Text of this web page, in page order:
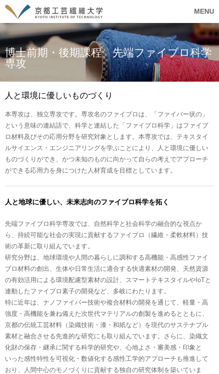
MENU
博士前期・後期課程 先端ファイブロ科学
専攻
人と環境に優しいものづくり
本専攻は、独立専攻です。専攻名のファイブロは、「ファイバー状の」
という意味の連結語で、科学と連結した「ファイブロ科学」はファイブ
ロ材料及びその応用分野を研究対象とします。本専攻では、テキスタイ
ルサイエンス・エンジニアリングを学ぶことにより、人と環境に優しい
ものづくりができ、かつ未知のものに向かって自らの考えでアプローチ
ができる応用力を身につけた人材育成を目標としています。
人と地球に優しい、未来志向のファイブロ科学を拓く
先端ファイブロ科学専攻では、自然科学と社会科学の融合的な視点か
ら、持続可能な社会の実現に貢献するファイブロ（繊維・柔軟材料）技
術の革新に取り組んでいます。
研究分野は、地球環境や人間の暮らしに調和する高機能・高感性ファイ
ブロ材料の創出、生体や日常生活に適合する快適素材の開発、天然資源
の有効活用による環境配慮型素材の設計、スマートテキスタイルやIoTと
連動したファイブロ素子の開発など、多岐にわたります。
特に近年は、ナノファイバー技術や複合材料の開発を通じて、軽量・高
強度・高機能を兼ね備えた次世代マテリアルの創製を進めるとともに、
京都の伝統工芸材料（染織技術・漆・和紙など）を現代のサステナブル
素材と融合させる先進的な研究にも取り組んでいます。さらに、染織文
化財の保存・継承に関する科学的研究や、心地よさ・審美感・印象と
いった感性特性を可視化・数値化する感性工学的アプローチも推進して
おり、人間中心のモノづくりに貢献する独自の研究体制を築いていま